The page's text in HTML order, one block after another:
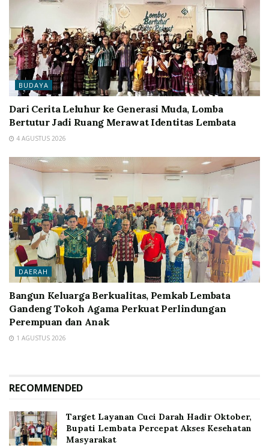
BUDAYA
Dari Cerita Leluhur ke Generasi Muda, Lomba
Bertutur Jadi Ruang Merawat Identitas Lembata
4 AGUSTUS 2026
DAERAH
Bangun Keluarga Berkualitas, Pemkab Lembata
Gandeng Tokoh Agama Perkuat Perlindungan
Perempuan dan Anak
1 AGUSTUS 2026
RECOMMENDED
Target Layanan Cuci Darah Hadir Oktober,
Bupati Lembata Percepat Akses Kesehatan
Masyarakat